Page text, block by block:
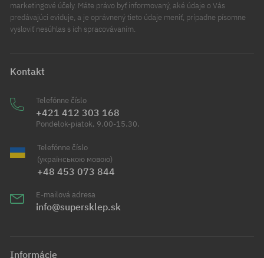
marketingové účely. Máte právo byť informovaný, aké údaje o Vás
predávajúci eviduje, a je oprávnený tieto údaje meniť, prípadne písomne
vysloviť nesúhlas s ich spracovávaním.
Kontakt
Telefónne číslo
+421 412 303 168
Pondelok-piatok, 9.00-15.30.
Telefónne číslo
(українською мовою)
+48 453 073 844
E-mailová adresa
info@supersklep.sk
Informácie